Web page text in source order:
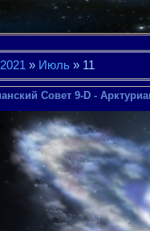
2021 » Июль » 11
Совет 9-D -